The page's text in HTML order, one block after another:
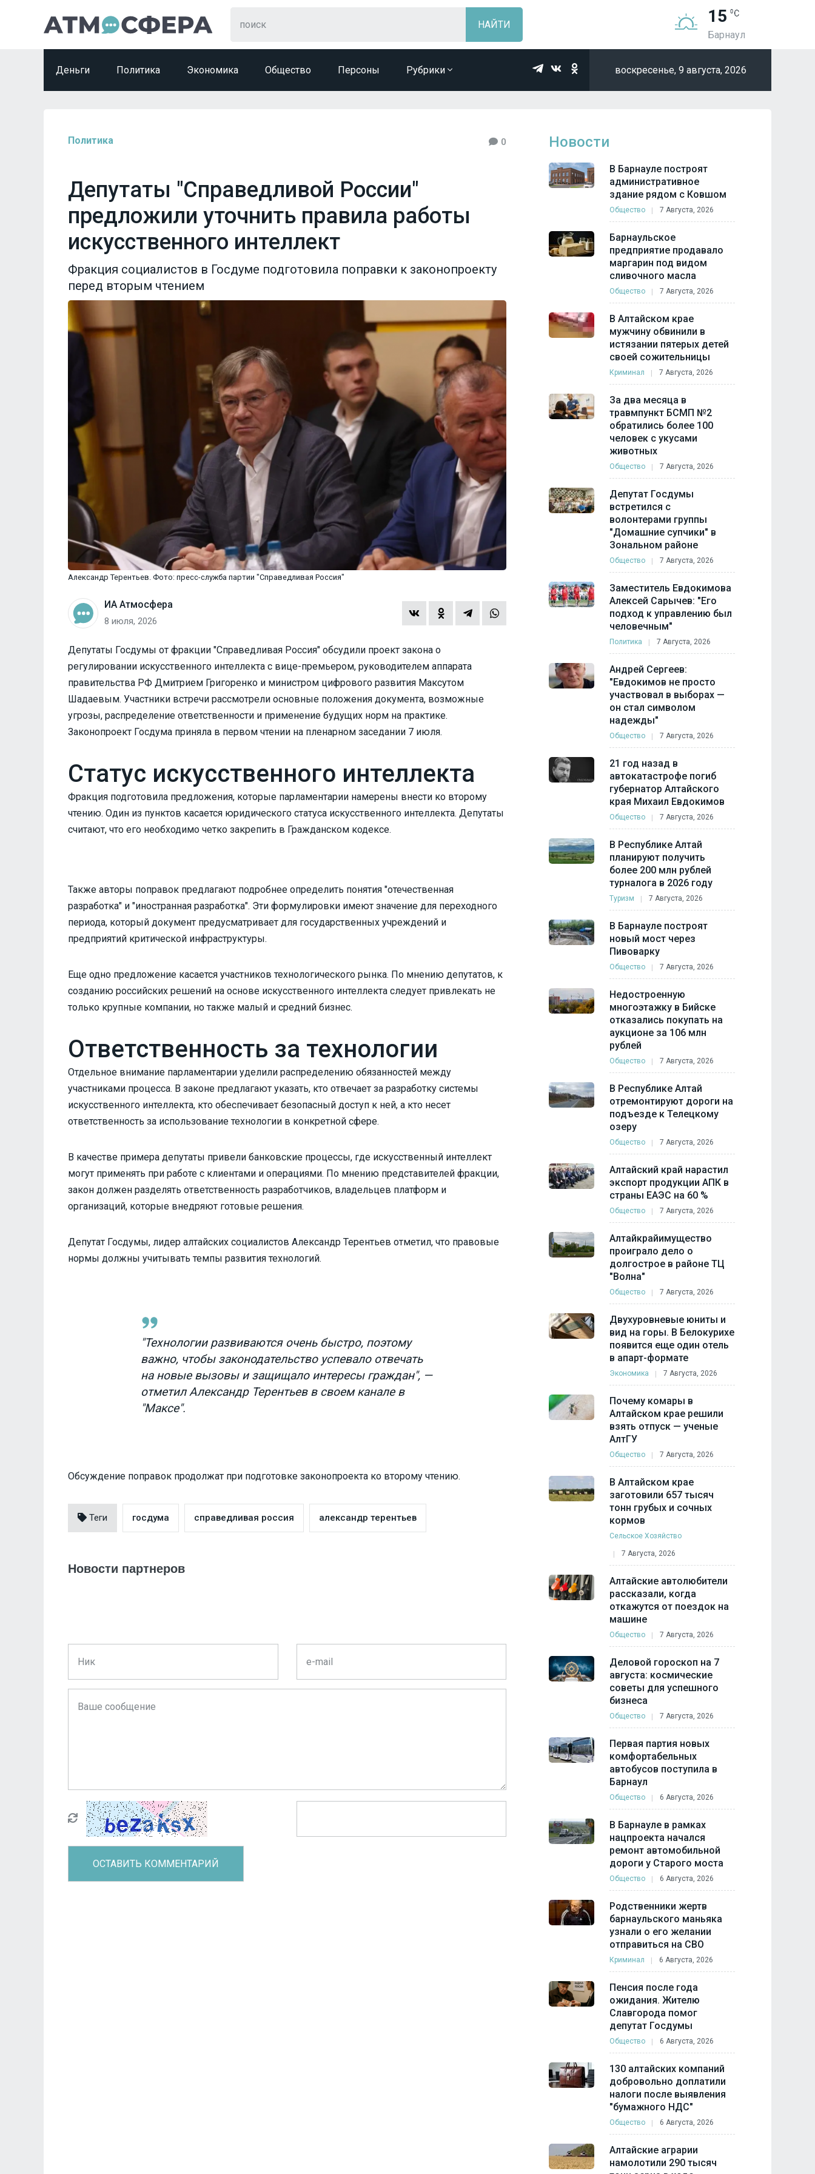
15
Барнаул
Деньги Политика Экономика Общество Персоны Рубрики воскресенье, 9 августа, 2026
Политика 0
Депутаты "Справедливой России"
предложили уточнить правила работы
искусственного интеллект
Фракция социалистов в Госдуме подготовила поправки к законопроекту
перед вторым чтением
Александр Терентьев. Фото: пресс-служба партии "Справедливая Россия"
ИА Атмосфера
8 июля, 2026
Депутаты Госдумы от фракции "Справедливая Россия" обсудили проект закона о
регулировании искусственного интеллекта с вице-премьером, руководителем аппарата
правительства РФ Дмитрием Григоренко и министром цифрового развития Максутом
Шадаевым. Участники встречи рассмотрели основные положения документа, возможные
угрозы, распределение ответственности и применение будущих норм на практике.
Законопроект Госдума приняла в первом чтении на пленарном заседании 7 июля.
Статус искусственного интеллекта
Фракция подготовила предложения, которые парламентарии намерены внести ко второму
чтению. Один из пунктов касается юридического статуса искусственного интеллекта. Депутаты
считают, что его необходимо четко закрепить в Гражданском кодексе.
Также авторы поправок предлагают подробнее определить понятия "отечественная
разработка" и "иностранная разработка". Эти формулировки имеют значение для переходного
периода, который документ предусматривает для государственных учреждений и
предприятий критической инфраструктуры.
Еще одно предложение касается участников технологического рынка. По мнению депутатов, к
созданию российских решений на основе искусственного интеллекта следует привлекать не
только крупные компании, но также малый и средний бизнес.
Ответственность за технологии
Отдельное внимание парламентарии уделили распределению обязанностей между
участниками процесса. В законе предлагают указать, кто отвечает за разработку системы
искусственного интеллекта, кто обеспечивает безопасный доступ к ней, а кто несет
ответственность за использование технологии в конкретной сфере.
В качестве примера депутаты привели банковские процессы, где искусственный интеллект
могут применять при работе с клиентами и операциями. По мнению представителей фракции,
закон должен разделять ответственность разработчиков, владельцев платформ и
организаций, которые внедряют готовые решения.
Депутат Госдумы, лидер алтайских социалистов Александр Терентьев отметил, что правовые
нормы должны учитывать темпы развития технологий.
"Технологии развиваются очень быстро, поэтому
важно, чтобы законодательство успевало отвечать
на новые вызовы и защищало интересы граждан", —
отметил Александр Терентьев в своем канале в
"Максе".
Обсуждение поправок продолжат при подготовке законопроекта ко второму чтению.
Теги госдума справедливая россия александр терентьев
Новости партнеров
Новости
В Барнауле построят
административное
здание рядом с Ковшом
Общество 7 Августа, 2026
Барнаульское
предприятие продавало
маргарин под видом
сливочного масла
Общество 7 Августа, 2026
В Алтайском крае
мужчину обвинили в
истязании пятерых детей
своей сожительницы
Криминал 7 Августа, 2026
За два месяца в
травмпункт БСМП №2
обратились более 100
человек с укусами
животных
Общество 7 Августа, 2026
Депутат Госдумы
встретился с
волонтерами группы
"Домашние супчики" в
Зональном районе
Общество 7 Августа, 2026
Заместитель Евдокимова
Алексей Сарычев: "Его
подход к управлению был
человечным"
Политика 7 Августа, 2026
Андрей Сергеев:
"Евдокимов не просто
участвовал в выборах —
он стал символом
надежды"
Общество 7 Августа, 2026
21 год назад в
автокатастрофе погиб
губернатор Алтайского
края Михаил Евдокимов
Общество 7 Августа, 2026
В Республике Алтай
планируют получить
более 200 млн рублей
турналога в 2026 году
Туризм 7 Августа, 2026
В Барнауле построят
новый мост через
Пивоварку
Общество 7 Августа, 2026
Недостроенную
многоэтажку в Бийске
отказались покупать на
аукционе за 106 млн
рублей
Общество 7 Августа, 2026
В Республике Алтай
отремонтируют дороги на
подъезде к Телецкому
озеру
Общество 7 Августа, 2026
Алтайский край нарастил
экспорт продукции АПК в
страны ЕАЭС на 60 %
Общество 7 Августа, 2026
Алтайкрайимущество
проиграло дело о
долгострое в районе ТЦ
"Волна"
Общество 7 Августа, 2026
Двухуровневые юниты и
вид на горы. В Белокурихе
появится еще один отель
в апарт-формате
Экономика 7 Августа, 2026
Почему комары в
Алтайском крае решили
взять отпуск — ученые
АлтГУ
Общество 7 Августа, 2026
В Алтайском крае
заготовили 657 тысяч
тонн грубых и сочных
кормов
Сельское Хозяйство
7 Августа, 2026
Алтайские автолюбители
рассказали, когда
откажутся от поездок на
машине
Общество 7 Августа, 2026
Деловой гороскоп на 7
августа: космические
советы для успешного
бизнеса
Общество 7 Августа, 2026
Первая партия новых
комфортабельных
автобусов поступила в
Барнаул
Общество 6 Августа, 2026
В Барнауле в рамках
нацпроекта начался
ремонт автомобильной
дороги у Старого моста
Общество 6 Августа, 2026
Родственники жертв
барнаульского маньяка
узнали о его желании
отправиться на СВО
Криминал 6 Августа, 2026
Пенсия после года
ожидания. Жителю
Славгорода помог
депутат Госдумы
Общество 6 Августа, 2026
130 алтайских компаний
добровольно доплатили
налоги после выявления
"бумажного НДС"
Общество 6 Августа, 2026
Алтайские аграрии
намолотили 290 тысяч